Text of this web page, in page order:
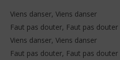
Viens danser, Viens danser
Faut pas douter, Faut pas douter
Viens danser, Viens danser
Faut pas douter, Faut pas douter